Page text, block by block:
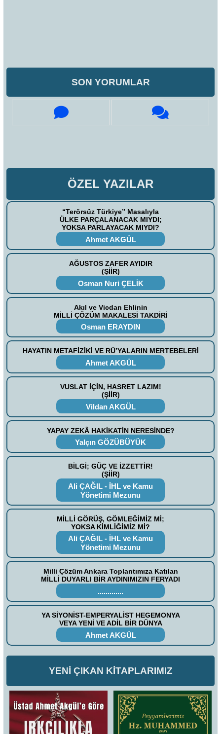
SON YORUMLAR
ÖZEL YAZILAR
“Terörsüz Türkiye” Masalıyla
ÜLKE PARÇALANACAK MIYDI;
YOKSA PARLAYACAK MIYDI?
Ahmet AKGÜL
AĞUSTOS ZAFER AYIDIR
(ŞİİR)
Osman Nuri ÇELİK
Akıl ve Vicdan Ehlinin
MİLLİ ÇÖZÜM MAKALESİ TAKDİRİ
Osman ERAYDIN
HAYATIN METAFİZİKİ VE RÜ’YALARIN MERTEBELERİ
Ahmet AKGÜL
VUSLAT İÇİN, HASRET LAZIM!
(ŞİİR)
Vildan AKGÜL
YAPAY ZEKÂ HAKİKATİN NERESİNDE?
Yalçın GÖZÜBÜYÜK
BİLGİ; GÜÇ VE İZZETTİR!
(ŞİİR)
Ali ÇAĞIL - İHL ve Kamu
Yönetimi Mezunu
MİLLİ GÖRÜŞ, GÖMLEĞİMİZ Mİ;
YOKSA KİMLİĞİMİZ Mİ?
Ali ÇAĞIL - İHL ve Kamu
Yönetimi Mezunu
Milli Çözüm Ankara Toplantımıza Katılan
MİLLİ DUYARLI BİR AYDINIMIZIN FERYADI
.............
YA SİYONİST-EMPERYALİST HEGEMONYA
VEYA YENİ VE ADİL BİR DÜNYA
Ahmet AKGÜL
YENİ ÇIKAN KİTAPLARIMIZ